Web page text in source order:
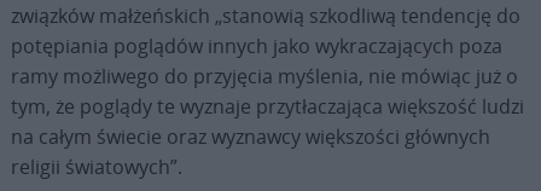
związków małżeńskich „stanowią szkodliwą tendencję do
potępiania poglądów innych jako wykraczających poza
ramy możliwego do przyjęcia myślenia, nie mówiąc już o
tym, że poglądy te wyznaje przytłaczająca większość ludzi
na całym świecie oraz wyznawcy większości głównych
religii światowych”.